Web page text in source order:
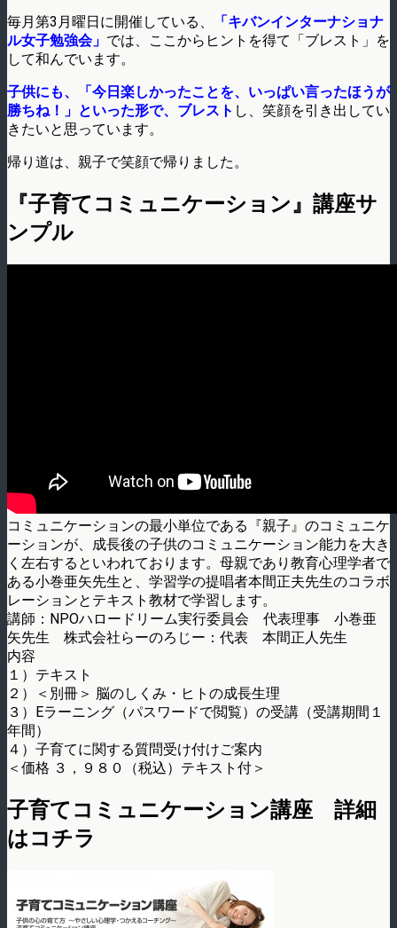
毎月第3月曜日に開催している、
「キバンインターナショナ
ル女子勉強会」 では、ここからヒントを得て「ブレスト」を
して和んでいます。
子供にも、「今日楽しかったことを、いっぱい言ったほうが
勝ちね！」といった形で、ブレスト し、笑顔を引き出してい
きたいと思っています。
帰り道は、親子で笑顔で帰りました。
『子育てコミュニケーション』講座サ
ンプル
コミュニケーションの最小単位である『親子』のコミュニケ
ーションが、成長後の子供のコミュニケーション能力を大き
く左右するといわれております。母親であり教育心理学者で
ある小巻亜矢先生と、学習学の提唱者本間正夫先生のコラボ
レーションとテキスト教材で学習します。
講師：NPOハロードリーム実行委員会 代表理事 小巻亜
矢先生 株式会社らーのろじー：代表 本間正人先生
内容
１）テキスト
２）＜別冊＞ 脳のしくみ・ヒトの成長生理
３）Eラーニング（パスワードで閲覧）の受講（受講期間１
年間）
４）子育てに関する質問受け付けご案内
＜価格 ３，９８０（税込）テキスト付＞
子育てコミュニケーション講座 詳細
はコチラ